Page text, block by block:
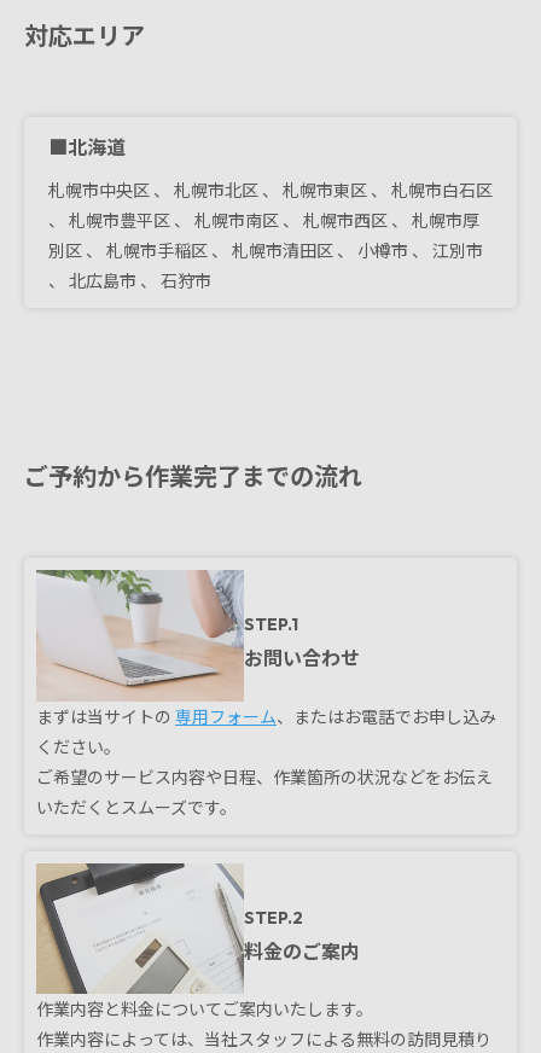
対応エリア
■北海道
札幌市中央区 、 札幌市北区 、 札幌市東区 、 札幌市白石区
、 札幌市豊平区 、 札幌市南区 、 札幌市西区 、 札幌市厚
別区 、 札幌市手稲区 、 札幌市清田区 、 小樽市 、 江別市
、 北広島市 、 石狩市
ご予約から作業完了までの流れ
STEP.1
お問い合わせ
まずは当サイトの 専用フォーム、またはお電話でお申し込み
ください。
ご希望のサービス内容や日程、作業箇所の状況などをお伝え
いただくとスムーズです。
STEP.2
料金のご案内
作業内容と料金についてご案内いたします。
作業内容によっては、当社スタッフによる無料の訪問見積り